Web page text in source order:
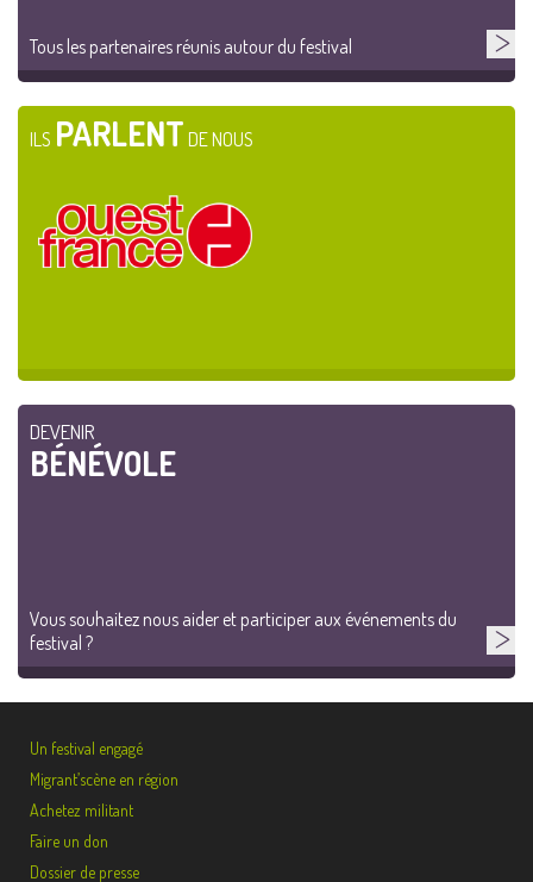
Tous les partenaires réunis autour du festival
ILS PARLENT DE NOUS
DEVENIR
BÉNÉVOLE
Vous souhaitez nous aider et participer aux événements du
festival ?
Un festival engagé
Migrant’scène en région
Achetez militant
Faire un don
Dossier de presse